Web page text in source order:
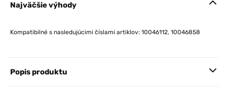
Najväčšie výhody
Kompatibilné s nasledujúcimi číslami artiklov: 10046112, 10046858
Popis produktu